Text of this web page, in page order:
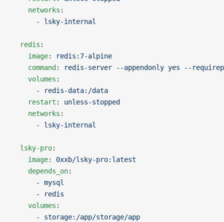
    networks
:
      -
lsky-internal
  redis
:
    image
:
redis:7-alpine
    command
:
redis-server --appendonly yes --
    volumes
:
      -
redis-data:/data
    restart
: unless-stopped
    networks
:
      -
lsky-internal
  lsky-pro
:
    image
: 0xxb/lsky-pro:latest
    depends_on
:
      -
mysql
      -
redis
    volumes
:
      -
storage:/app/storage/app